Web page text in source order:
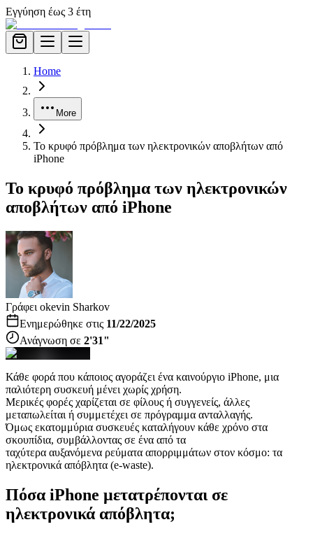
Εγγύηση έως 3 έτη
Home
More
Το κρυφό πρόβλημα των ηλεκτρονικών αποβλήτων από
iPhone
Το κρυφό πρόβλημα των ηλεκτρονικών
αποβλήτων από iPhone
Γράφει οkevin Sharkov
Ενημερώθηκε στις 11/22/2025
Ανάγνωση σε 2'31"
Κάθε φορά που κάποιος αγοράζει ένα καινούργιο iPhone, μια
παλιότερη συσκευή μένει χωρίς χρήση.
Μερικές φορές χαρίζεται σε φίλους ή συγγενείς, άλλες
μεταπωλείται ή συμμετέχει σε πρόγραμμα ανταλλαγής.
Όμως εκατομμύρια συσκευές καταλήγουν κάθε χρόνο στα
σκουπίδια, συμβάλλοντας σε ένα από τα
ταχύτερα αυξανόμενα ρεύματα απορριμμάτων στον κόσμο: τα
ηλεκτρονικά απόβλητα (e-waste).
Πόσα iPhone μετατρέπονται σε
ηλεκτρονικά απόβλητα;